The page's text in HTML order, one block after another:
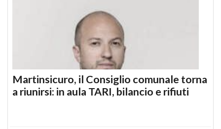
Martinsicuro, il Consiglio comunale torna
a riunirsi: in aula TARI, bilancio e rifiuti